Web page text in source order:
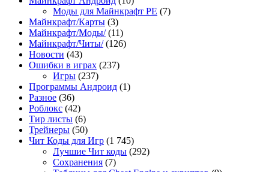
Моды для Майнкрафт PE (7)
Майнкрафт/Карты (3)
Майнкрафт/Моды/(11)
Майнкрафт/Читы/(126)
Новости (43)
Ошибки в играх (237)
Игры (237)
Программы Андроид (1)
Разное (36)
Роблокс (42)
Тир листы (6)
Трейнеры (50)
Чит Коды для Игр (1 745)
Лучшие Чит коды (292)
Сохранения (7)